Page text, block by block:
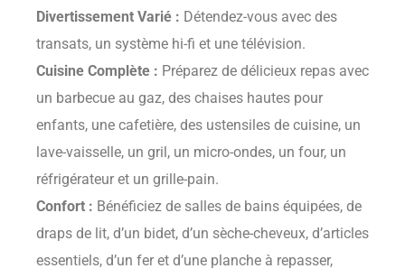
Divertissement Varié : Détendez-vous avec des
transats, un système hi-fi et une télévision.
Cuisine Complète : Préparez de délicieux repas avec
un barbecue au gaz, des chaises hautes pour
enfants, une cafetière, des ustensiles de cuisine, un
lave-vaisselle, un gril, un micro-ondes, un four, un
réfrigérateur et un grille-pain.
Confort : Bénéficiez de salles de bains équipées, de
draps de lit, d’un bidet, d’un sèche-cheveux, d’articles
essentiels, d’un fer et d’une planche à repasser,